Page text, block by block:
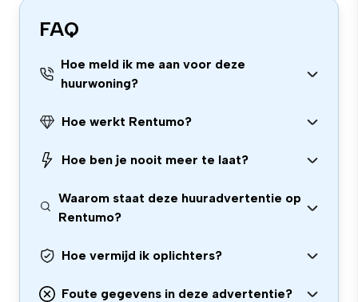
FAQ
Hoe meld ik me aan voor deze
huurwoning?
Hoe werkt Rentumo?
Hoe ben je nooit meer te laat?
Waarom staat deze huuradvertentie op
Rentumo?
Hoe vermijd ik oplichters?
Foute gegevens in deze advertentie?